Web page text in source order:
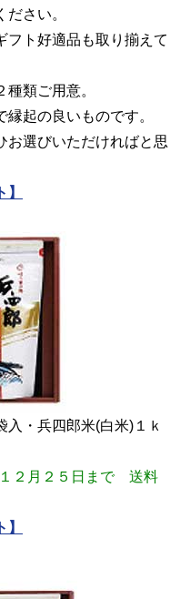
さい。
フト好適品も取り揃えて
類ご用意。
起の良いものです。
お選びいただければと思
兵四郎米(白米)１ｋ
２月２５日まで 送料